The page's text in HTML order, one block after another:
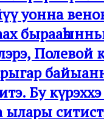
уонна
Бу